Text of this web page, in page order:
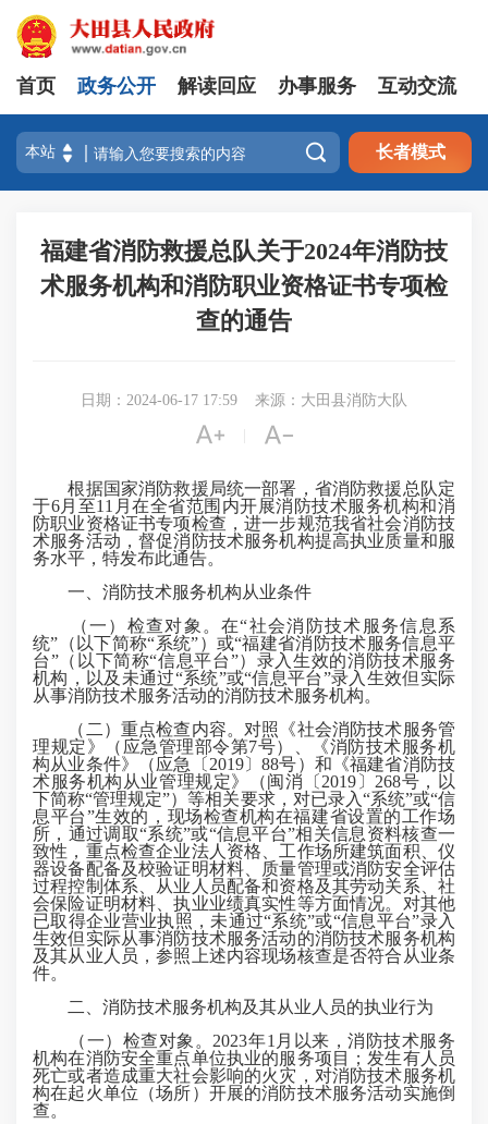
首页 政务公开 解读回应 办事服务 互动交流
 长者模式
福建省消防救援总队关于2024年消防技
术服务机构和消防职业资格证书专项检
查的通告
日期：2024-06-17 17:59 来源：大田县消防大队
 
根据国家消防救援局统一部署，省消防救援总队定
于6月至11月在全省范围内开展消防技术服务机构和消
防职业资格证书专项检查，进一步规范我省社会消防技
术服务活动，督促消防技术服务机构提高执业质量和服
务水平，特发布此通告。
一、消防技术服务机构从业条件
（一）检查对象。在“社会消防技术服务信息系
统”（以下简称“系统”）或“福建省消防技术服务信息平
台”（以下简称“信息平台”）录入生效的消防技术服务
机构，以及未通过“系统”或“信息平台”录入生效但实际
从事消防技术服务活动的消防技术服务机构。
（二）重点检查内容。对照《社会消防技术服务管
理规定》（应急管理部令第7号）、《消防技术服务机
构从业条件》（应急〔2019〕88号）和《福建省消防技
术服务机构从业管理规定》（闽消〔2019〕268号，以
下简称“管理规定”）等相关要求，对已录入“系统”或“信
息平台”生效的，现场检查机构在福建省设置的工作场
所，通过调取“系统”或“信息平台”相关信息资料核查一
致性，重点检查企业法人资格、工作场所建筑面积、仪
器设备配备及校验证明材料、质量管理或消防安全评估
过程控制体系、从业人员配备和资格及其劳动关系、社
会保险证明材料、执业业绩真实性等方面情况。对其他
已取得企业营业执照，未通过“系统”或“信息平台”录入
生效但实际从事消防技术服务活动的消防技术服务机构
及其从业人员，参照上述内容现场核查是否符合从业条
件。
二、消防技术服务机构及其从业人员的执业行为
（一）检查对象。2023年1月以来，消防技术服务
机构在消防安全重点单位执业的服务项目；发生有人员
死亡或者造成重大社会影响的火灾，对消防技术服务机
构在起火单位（场所）开展的消防技术服务活动实施倒
查。